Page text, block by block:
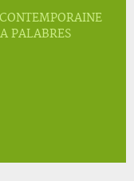
PALABRES